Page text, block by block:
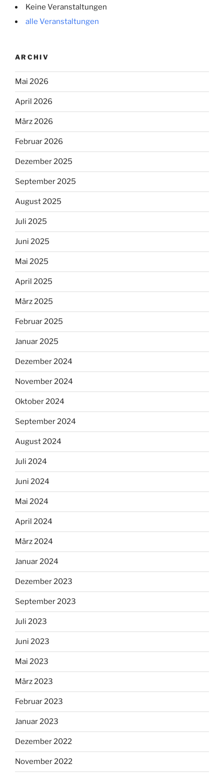
Keine Veranstaltungen
alle Veranstaltungen
ARCHIV
Mai 2026
April 2026
März 2026
Februar 2026
Dezember 2025
September 2025
August 2025
Juli 2025
Juni 2025
Mai 2025
April 2025
März 2025
Februar 2025
Januar 2025
Dezember 2024
November 2024
Oktober 2024
September 2024
August 2024
Juli 2024
Juni 2024
Mai 2024
April 2024
März 2024
Januar 2024
Dezember 2023
September 2023
Juli 2023
Juni 2023
Mai 2023
März 2023
Februar 2023
Januar 2023
Dezember 2022
November 2022